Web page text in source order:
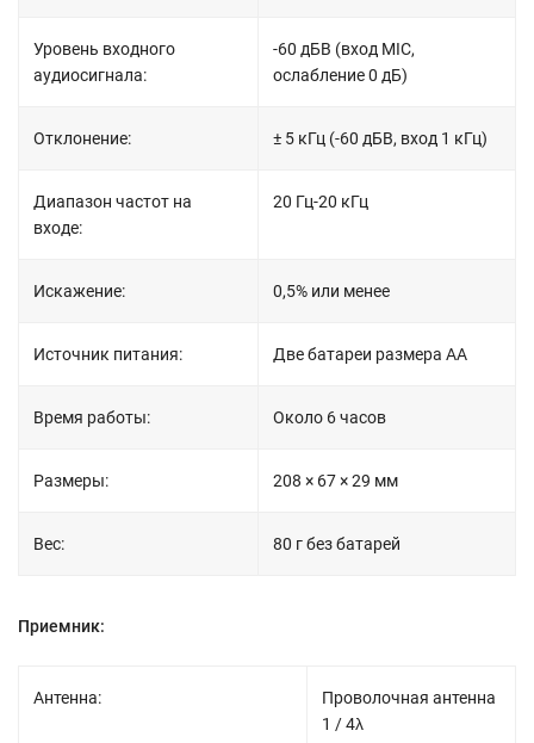
Уровень входного
аудиосигнала:
-60 дБВ (вход MIC,
ослабление 0 дБ)
Отклонение: ± 5 кГц (-60 дБВ, вход 1 кГц)
Диапазон частот на
входе:
20 Гц-20 кГц
Искажение: 0,5% или менее
Источник питания: Две батареи размера AA
Время работы: Около 6 часов
Размеры: 208 × 67 × 29 мм
Вес: 80 г без батарей
Приемник:
Антенна:
Проволочная антенна
1 / 4λ